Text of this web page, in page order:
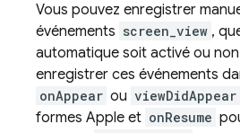
Vous pouvez enregistrer
événements screen_view ,
automatique soit activé ou
enregistrer ces événements
onAppear ou viewDidAppear
formes Apple et onResume